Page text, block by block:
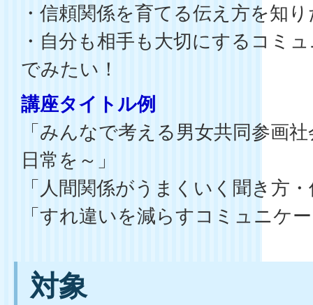
・信頼関係を育てる伝え方を知
・自分も相手も大切にするコミ
でみたい！
講座タイトル例
「みんなで考える男女共同参画
日常を～」
「人間関係がうまくいく聞き方
「すれ違いを減らすコミュニケ
対象